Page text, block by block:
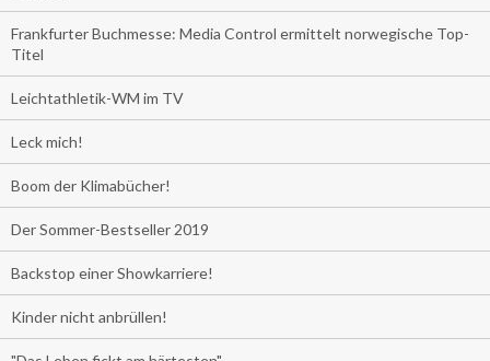
Frankfurter Buchmesse: Media Control ermittelt norwegische Top-
Titel
Leichtathletik-WM im TV
Leck mich!
Boom der Klimabücher!
Der Sommer-Bestseller 2019
Backstop einer Showkarriere!
Kinder nicht anbrüllen!